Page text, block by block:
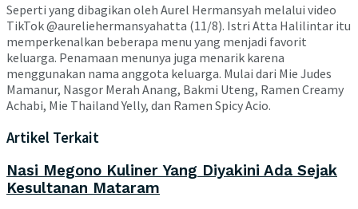
Seperti yang dibagikan oleh Aurel Hermansyah melalui video
TikTok @aureliehermansyahatta (11/8). Istri Atta Halilintar itu
memperkenalkan beberapa menu yang menjadi favorit
keluarga. Penamaan menunya juga menarik karena
menggunakan nama anggota keluarga. Mulai dari Mie Judes
Mamanur, Nasgor Merah Anang, Bakmi Uteng, Ramen Creamy
Achabi, Mie Thailand Yelly, dan Ramen Spicy Acio.
Artikel Terkait
Nasi Megono Kuliner Yang Diyakini Ada Sejak
Kesultanan Mataram